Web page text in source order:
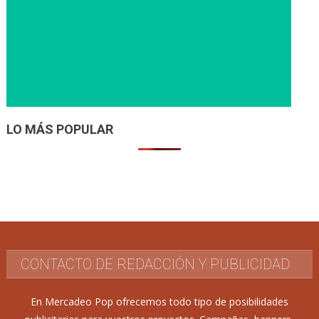
LO MÁS POPULAR
CONTACTO DE REDACCIÓN Y PUBLICIDAD
En Mercadeo Pop ofrecemos todo tipo de posibilidades